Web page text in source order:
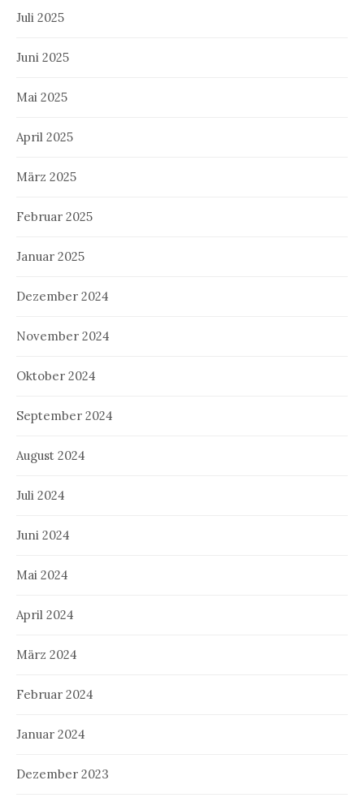
Juli 2025
Juni 2025
Mai 2025
April 2025
März 2025
Februar 2025
Januar 2025
Dezember 2024
November 2024
Oktober 2024
September 2024
August 2024
Juli 2024
Juni 2024
Mai 2024
April 2024
März 2024
Februar 2024
Januar 2024
Dezember 2023